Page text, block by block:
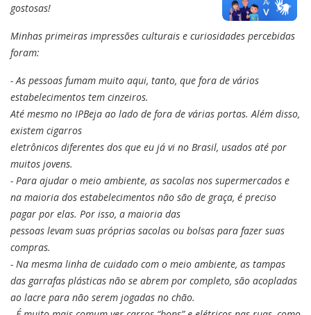
gostosas!
Minhas primeiras impressões culturais e curiosidades percebidas
foram:
- As pessoas fumam muito aqui, tanto, que fora de vários
estabelecimentos tem cinzeiros.
Até mesmo no IPBeja ao lado de fora de várias portas. Além disso,
existem cigarros
eletrônicos diferentes dos que eu já vi no Brasil, usados até por
muitos jovens.
- Para ajudar o meio ambiente, as sacolas nos supermercados e
na maioria dos estabelecimentos não são de graça, é preciso
pagar por elas. Por isso, a maioria das
pessoas levam suas próprias sacolas ou bolsas para fazer suas
compras.
- Na mesma linha de cuidado com o meio ambiente, as tampas
das garrafas plásticas não se abrem por completo, são acopladas
ao lacre para não serem jogadas no chão.